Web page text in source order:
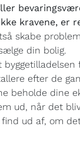
kravene, er
skabe
din bolig.
byggetilladelsen
efter de
beholde dine
ud, når det
find ud af, om